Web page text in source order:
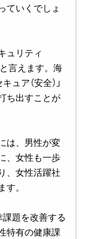
ていくでしょ
ュリティ
言えます。海
ュア（安全）」
ち出すことが
は、男性が変
、女性も一歩
、女性活躍社
。
題を改善する
特有の健康課